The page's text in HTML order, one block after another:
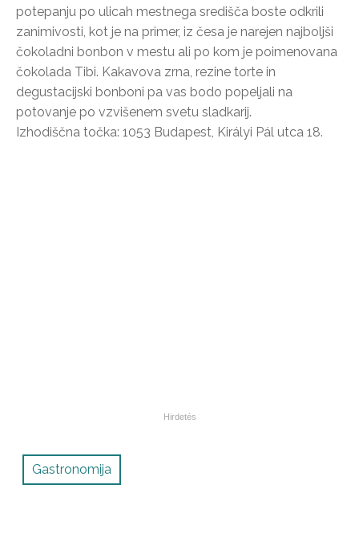
potepanju po ulicah mestnega središča boste odkrili
zanimivosti, kot je na primer, iz česa je narejen najboljši
čokoladni bonbon v mestu ali po kom je poimenovana
čokolada Tibi. Kakavova zrna, rezine torte in
degustacijski bonboni pa vas bodo popeljali na
potovanje po vzvišenem svetu sladkarij.
Izhodiščna točka: 1053 Budapest, Királyi Pál utca 18.
Gastronomija